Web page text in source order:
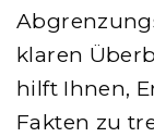
klaren
hilft Ihnen,
Fakten zu